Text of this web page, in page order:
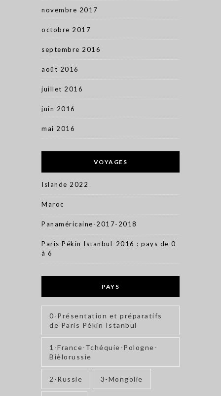
novembre 2017
octobre 2017
septembre 2016
août 2016
juillet 2016
juin 2016
mai 2016
VOYAGES
Islande 2022
Maroc
Panaméricaine-2017-2018
Paris Pékin Istanbul-2016 : pays de 0
à 6
PAYS
0-Présentation et préparatifs
de Paris Pékin Istanbul
1-France-Tchéquie-Pologne-
Bièlorussie
2-Russie 3-Mongolie